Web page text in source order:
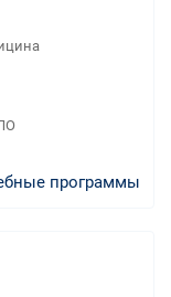
программы